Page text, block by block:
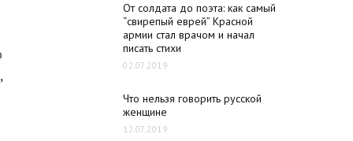
От солдата до поэта: как самый
“свирепый еврей” Красной
армии стал врачом и начал
писать стихи
02.07.2019
Что нельзя говорить русской
женщине
12.07.2019